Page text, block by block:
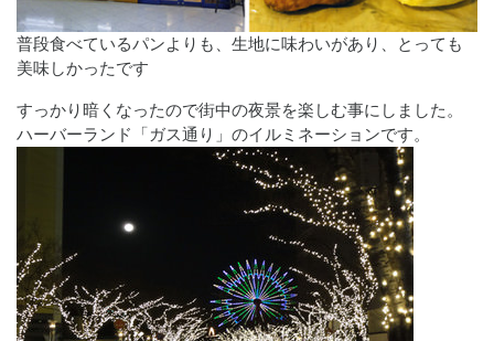
普段食べているパンよりも、生地に味わいがあり、とっても
美味しかったです
すっかり暗くなったので街中の夜景を楽しむ事にしました。
ハーバーランド「ガス通り」のイルミネーションです。